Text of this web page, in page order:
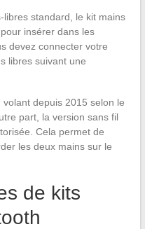
standard, le kit mains
insérer dans les
devez connecter votre
libres suivant une
depuis 2015 selon le
part, la version sans fil
Cela permet de
les deux mains sur le
de kits